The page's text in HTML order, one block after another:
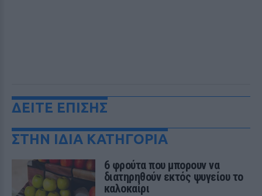
ΔΕΙΤΕ ΕΠΙΣΗΣ
ΣΤΗΝ ΙΔΙΑ ΚΑΤΗΓΟΡΙΑ
6 φρούτα που μπορουν να
διατηρηθούν εκτός ψυγείου το
καλοκαίρι